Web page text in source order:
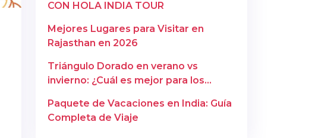
CON HOLA INDIA TOUR
Mejores Lugares para Visitar en
Rajasthan en 2026
Triángulo Dorado en verano vs
invierno: ¿Cuál es mejor para los
Paquete de Vacaciones en India: Guía
Completa de Viaje